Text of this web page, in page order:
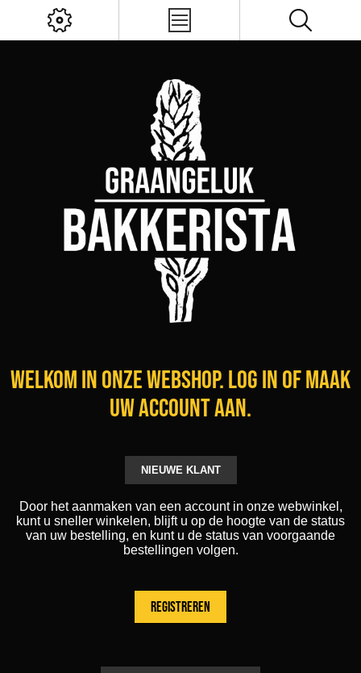
Welkom in onze webshop. Log in of maak
uw account aan.
NIEUWE KLANT
Door het aanmaken van een account in onze webwinkel,
kunt u sneller winkelen, blijft u op de hoogte van de status
van uw bestelling, en kunt u de status van voorgaande
bestellingen volgen.